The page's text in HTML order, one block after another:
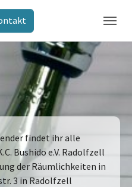
Kalender
findet ihr alle
Bushido e.V. Radolfzell
der Räumlichkeiten in
3 in Radolfzell